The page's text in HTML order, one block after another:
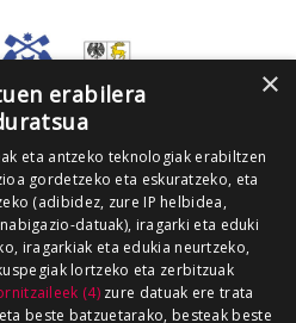
×
erabilera
eta antzeko teknologiak erabiltzen
gordetzeko eta eskuratzeko, eta
(adibidez, zure IP helbidea,
datuak), iragarki eta eduki
iragarkiak eta edukia neurtzeko,
lortzeko eta zerbitzuak
(4)zure datuak ere trata
beste batzuetarako, besteak beste